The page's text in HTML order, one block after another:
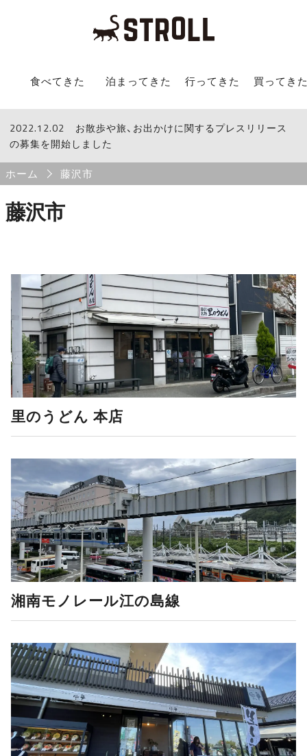
STROLL Menu
食べてきた 泊まってきた 行ってきた 買ってき
STROLLからのお知らせ
2022.12.02
お散歩や旅、お出かけに関するプレスリリース
の募集を開始しました
Breadcrumb
ホーム 藤沢市
藤沢市
里のうどん 本店
湘南モノレール江の島線